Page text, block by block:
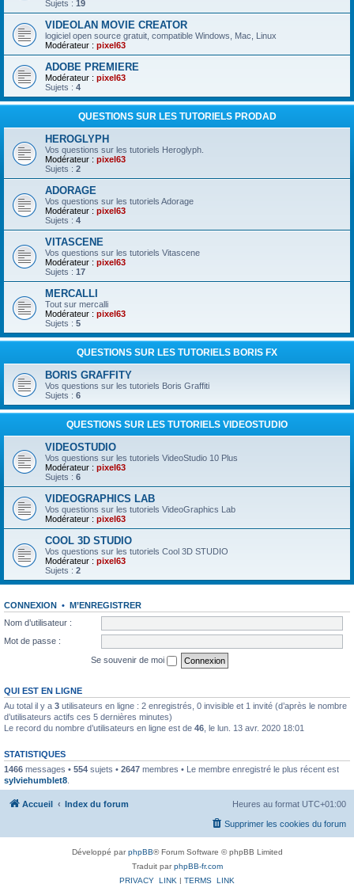
Sujets : 19
VIDEOLAN MOVIE CREATOR
logiciel open source gratuit, compatible Windows, Mac, Linux
Modérateur : pixel63
ADOBE PREMIERE
Modérateur : pixel63
Sujets : 4
QUESTIONS SUR LES TUTORIELS PRODAD
HEROGLYPH
Vos questions sur les tutoriels Heroglyph.
Modérateur : pixel63
Sujets : 2
ADORAGE
Vos questions sur les tutoriels Adorage
Modérateur : pixel63
Sujets : 4
VITASCENE
Vos questions sur les tutoriels Vitascene
Modérateur : pixel63
Sujets : 17
MERCALLI
Tout sur mercalli
Modérateur : pixel63
Sujets : 5
QUESTIONS SUR LES TUTORIELS BORIS FX
BORIS GRAFFITY
Vos questions sur les tutoriels Boris Graffiti
Sujets : 6
QUESTIONS SUR LES TUTORIELS VIDEOSTUDIO
VIDEOSTUDIO
Vos questions sur les tutoriels VideoStudio 10 Plus
Modérateur : pixel63
Sujets : 6
VIDEOGRAPHICS LAB
Vos questions sur les tutoriels VideoGraphics Lab
Modérateur : pixel63
COOL 3D STUDIO
Vos questions sur les tutoriels Cool 3D STUDIO
Modérateur : pixel63
Sujets : 2
CONNEXION • M’ENREGISTRER
Nom d’utilisateur :
Mot de passe :
Se souvenir de moi
QUI EST EN LIGNE
Au total il y a 3 utilisateurs en ligne : 2 enregistrés, 0 invisible et 1 invité (d’après le nombre
d’utilisateurs actifs ces 5 dernières minutes)
Le record du nombre d’utilisateurs en ligne est de 46 , le lun. 13 avr. 2020 18:01
STATISTIQUES
1466 messages • 554 sujets • 2647 membres • Le membre enregistré le plus récent est
sylviehumblet8
Accueil Index du forum Heures au format UTC+01:00
Supprimer les cookies du forum
Développé parphpBB® Forum Software © phpBB Limited
Traduit parphpBB-fr.com
PRIVACY_LINK | TERMS_LINK